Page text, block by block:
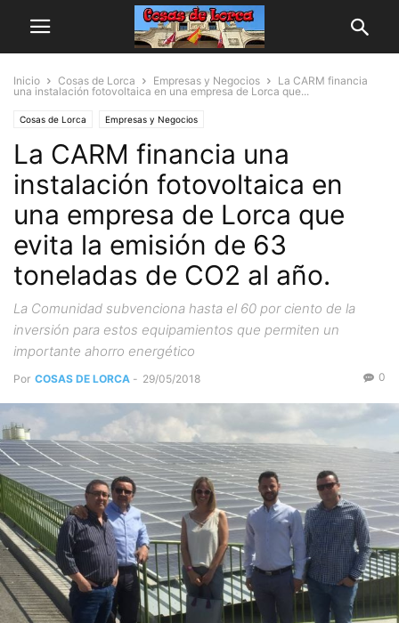
Inicio Cosas de Lorca Empresas y Negocios
La CARM financia
una instalación fotovoltaica en una empresa de Lorca que...
Cosas de Lorca Empresas y Negocios
La CARM financia una
instalación fotovoltaica en
una empresa de Lorca que
evita la emisión de 63
toneladas de CO2 al año.
La Comunidad subvenciona hasta el 60 por ciento de la
inversión para estos equipamientos que permiten un
importante ahorro energético
Por COSAS DE LORCA - 29/05/2018 0